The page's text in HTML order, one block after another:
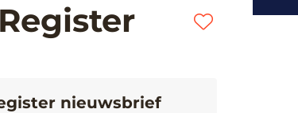
nieuwsbrief